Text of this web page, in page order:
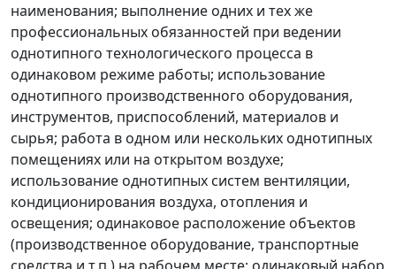
наименования; выполнение одних и тех же
профессиональных обязанностей при ведении
однотипного технологического процесса в
одинаковом режиме работы; использование
однотипного производственного оборудования,
инструментов, приспособлений, материалов и
сырья; работа в одном или нескольких однотипных
помещениях или на открытом воздухе;
использование однотипных систем вентиляции,
кондиционирования воздуха, отопления и
освещения; одинаковое расположение объектов
(производственное оборудование, транспортные